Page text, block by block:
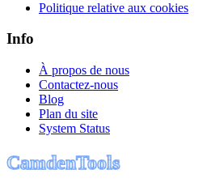
Politique relative aux cookies
Info
À propos de nous
Contactez-nous
Blog
Plan du site
System Status
CamdenTools